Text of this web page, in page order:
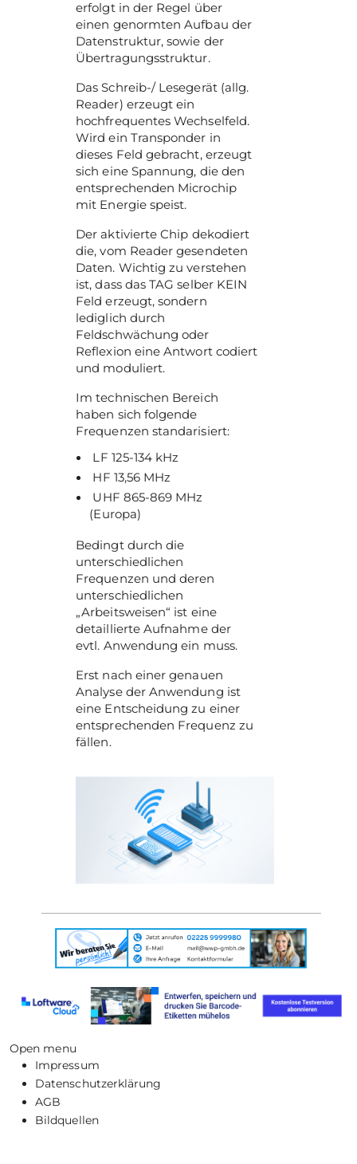
erfolgt in der Regel über
einen genormten Aufbau der
Datenstruktur, sowie der
Übertragungsstruktur.
Das Schreib-/ Lesegerät (allg.
Reader) erzeugt ein
hochfrequentes Wechselfeld.
Wird ein Transponder in
dieses Feld gebracht, erzeugt
sich eine Spannung, die den
entsprechenden Microchip
mit Energie speist.
Der aktivierte Chip dekodiert
die, vom Reader gesendeten
Daten. Wichtig zu verstehen
ist, dass das TAG selber KEIN
Feld erzeugt, sondern
lediglich durch
Feldschwächung oder
Reflexion eine Antwort codiert
und moduliert.
Im technischen Bereich
haben sich folgende
Frequenzen standarisiert:
LF 125-134 kHz
HF 13,56 MHz
UHF 865-869 MHz
(Europa)
Bedingt durch die
unterschiedlichen
Frequenzen und deren
unterschiedlichen
„Arbeitsweisen“ ist eine
detaillierte Aufnahme der
evtl. Anwendung ein muss.
Erst nach einer genauen
Analyse der Anwendung ist
eine Entscheidung zu einer
entsprechenden Frequenz zu
fällen.
Open menu
Impressum
Datenschutzerklärung
AGB
Bildquellen